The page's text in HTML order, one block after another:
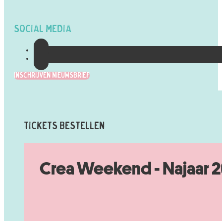
Social Media
Inschrijven Nieuwsbrief
Tickets Bestellen